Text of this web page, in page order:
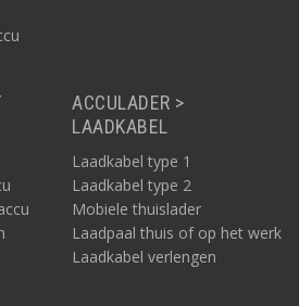
ACCULADER >
LAADKABEL
Laadkabel type 1
Laadkabel type 2
Mobiele thuislader
Laadpaal thuis of op het werk
Laadkabel verlengen